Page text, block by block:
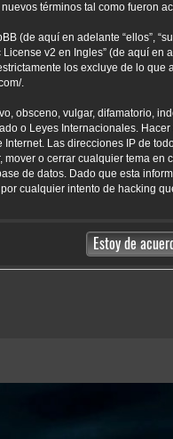
términos tal como fueron
(de aquí en adelante “ellos”,
v2 en Ingles” (de aquí en
los excluye de lo
.
obsceno, vulgar, difamatorio,
o Leyes Internacionales.
Las direcciones IP de
mover o cerrar cualquier tema
de datos. Dado que esta
cualquier intento de hacking